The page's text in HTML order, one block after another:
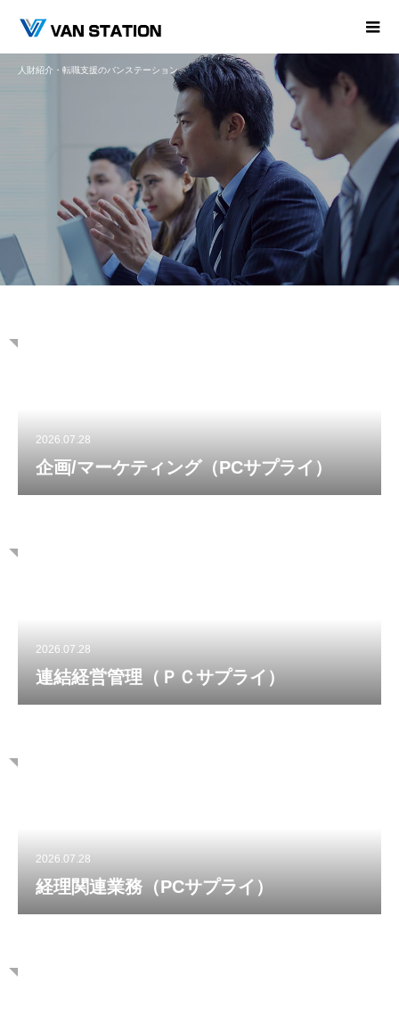
人財紹介・転職支援のバンステーション
2026.07.28
企画/マーケティング（PCサプライ）
2026.07.28
連結経営管理（ＰＣサプライ）
2026.07.28
経理関連業務（PCサプライ）